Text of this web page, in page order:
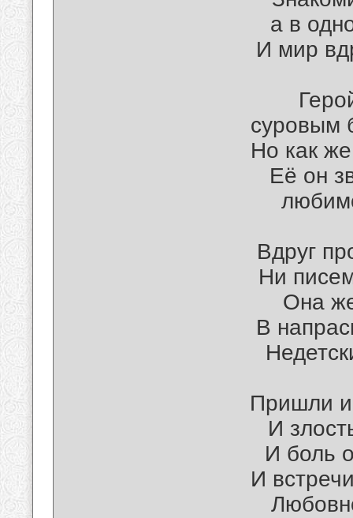
а в
И мир
суровым
Но как
Её он
Вдруг
Ни
Она
В
Пришли и
И
И боль
И